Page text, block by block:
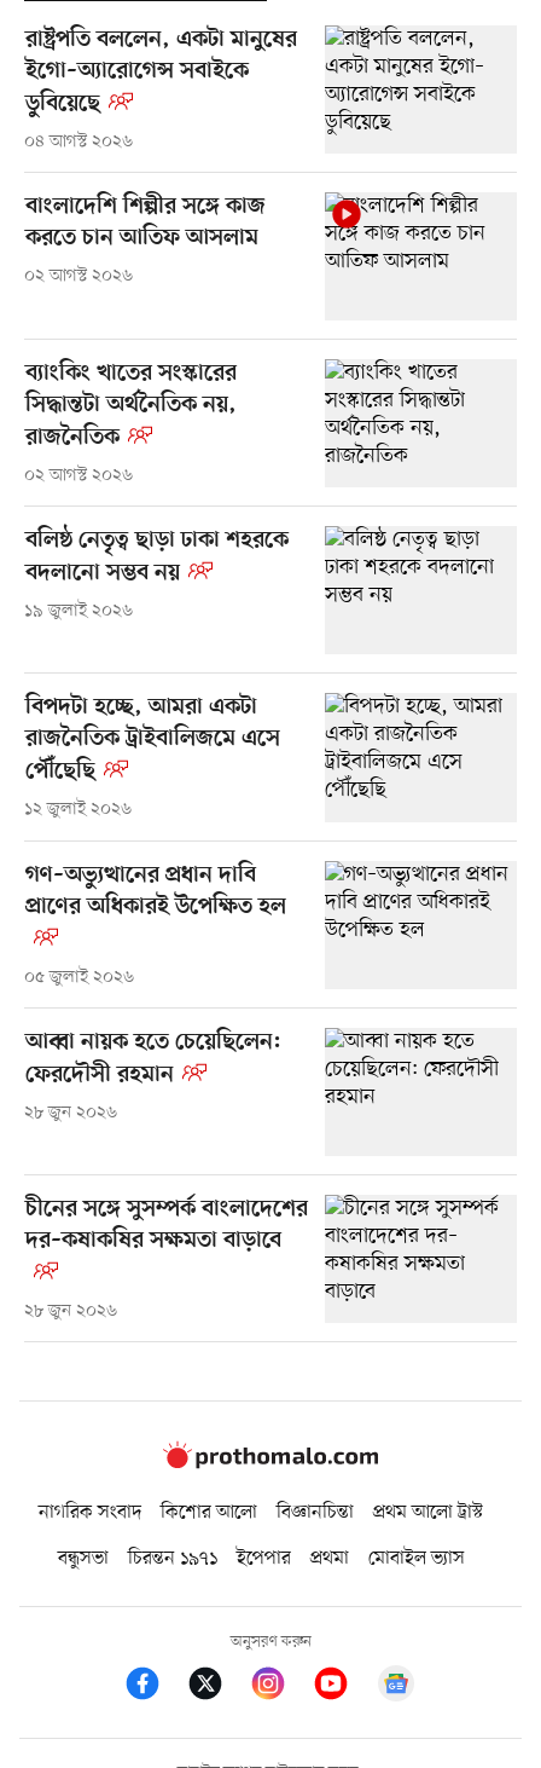
রাষ্ট্রপতি বললেন, একটা মানুষের
ইগো–অ্যারোগেন্স সবাইকে
ডুবিয়েছে
০৪ আগস্ট ২০২৬
বাংলাদেশি শিল্পীর সঙ্গে কাজ
করতে চান আতিফ আসলাম
০২ আগস্ট ২০২৬
ব্যাংকিং খাতের সংস্কারের
সিদ্ধান্তটা অর্থনৈতিক নয়,
রাজনৈতিক
০২ আগস্ট ২০২৬
বলিষ্ঠ নেতৃত্ব ছাড়া ঢাকা শহরকে
বদলানো সম্ভব নয়
১৯ জুলাই ২০২৬
বিপদটা হচ্ছে, আমরা একটা
রাজনৈতিক ট্রাইবালিজমে এসে
পৌঁছেছি
১২ জুলাই ২০২৬
গণ–অভ্যুত্থানের প্রধান দাবি
প্রাণের অধিকারই উপেক্ষিত হল
০৫ জুলাই ২০২৬
আব্বা নায়ক হতে চেয়েছিলেন:
ফেরদৌসী রহমান
২৮ জুন ২০২৬
চীনের সঙ্গে সুসম্পর্ক বাংলাদেশের
দর–কষাকষির সক্ষমতা বাড়াবে
২৮ জুন ২০২৬
নাগরিক সংবাদ কিশোর আলো বিজ্ঞানচিন্তা
প্রথম আলো ট্রাস্ট
বন্ধুসভা
চিরন্তন ১৯৭১ ইপেপার প্রথমা মোবাইল ভ্যাস
অনুসরণ করুন